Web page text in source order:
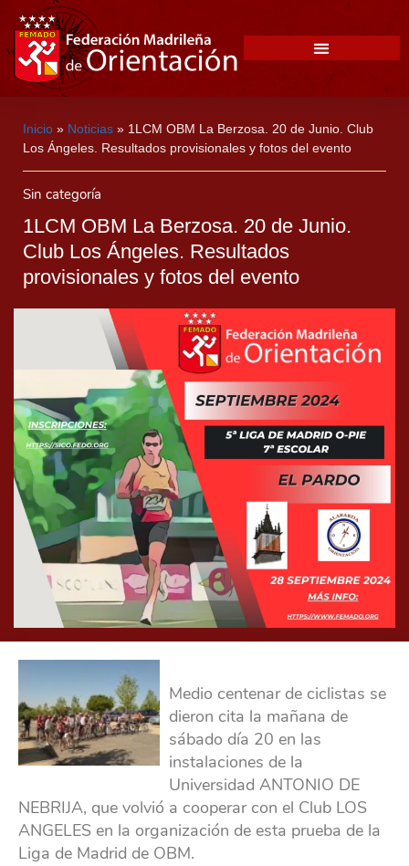
Inicio » Noticias » 1LCM OBM La Berzosa. 20 de Junio. Club
Los Ángeles. Resultados provisionales y fotos del evento
Sin categoría
1LCM OBM La Berzosa. 20 de Junio.
Club Los Ángeles. Resultados
provisionales y fotos del evento
Medio centenar de ciclistas se
dieron cita la mañana de
sábado día 20 en las
instalaciones de la
Universidad ANTONIO DE
NEBRIJA, que volvió a cooperar con el Club LOS
ANGELES en la organización de esta prueba de la
Liga de Madrid de OBM.